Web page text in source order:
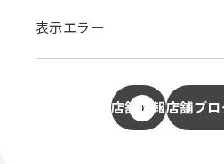
表示エラー
店舗情報店舗ブ